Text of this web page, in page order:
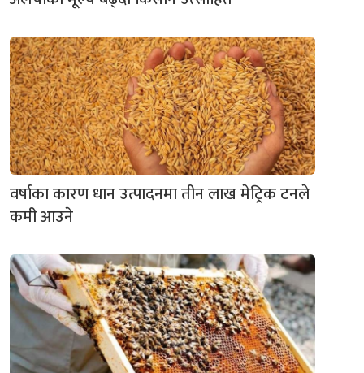
वर्षाका कारण धान उत्पादनमा तीन लाख मेट्रिक टनले
कमी आउने